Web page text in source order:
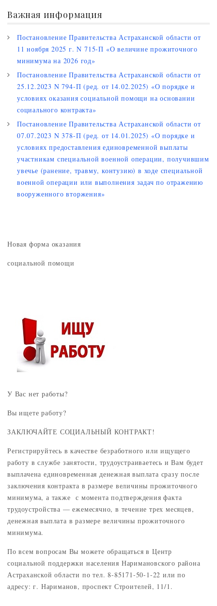
Важная информация
Постановление Правительства Астраханской области от
11 ноября 2025 г. N 715-П «О величине прожиточного
минимума на 2026 год»
Постановление Правительства Астраханской области от
25.12.2023 N 794-П (ред. от 14.02.2025) «О порядке и
условиях оказания социальной помощи на основании
социального контракта»
Постановление Правительства Астраханской области от
07.07.2023 N 378-П (ред. от 14.01.2025) «О порядке и
условиях предоставления единовременной выплаты
участникам специальной военной операции, получившим
увечье (ранение, травму, контузию) в ходе специальной
военной операции или выполнения задач по отражению
вооруженного вторжения»
Новая форма оказания
социальной помощи
У Вас нет работы?
Вы ищете работу?
ЗАКЛЮЧАЙТЕ СОЦИАЛЬНЫЙ КОНТРАКТ!
Регистрируйтесь в качестве безработного или ищущего
работу в службе занятости, трудоустраиваетесь и Вам будет
выплачена единовременная денежная выплата сразу после
заключения контракта в размере величины прожиточного
минимума, а также с момента подтверждения факта
трудоустройства — ежемесячно, в течение трех месяцев,
денежная выплата в размере величины прожиточного
минимума.
По всем вопросам Вы можете обращаться в Центр
социальной поддержки населения Наримановского района
Астраханской области по тел. 8-85171-50-1-22 или по
адресу: г. Нариманов, проспект Строителей, 11/1.